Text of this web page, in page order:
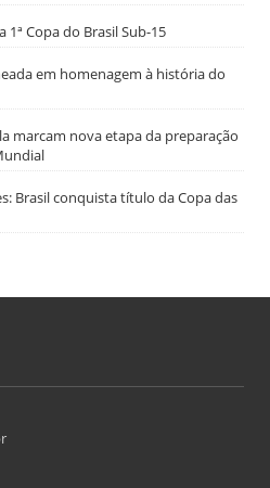
Copa do Brasil Sub-15
em homenagem à história do
marcam nova etapa da preparação
Brasil conquista título da Copa das